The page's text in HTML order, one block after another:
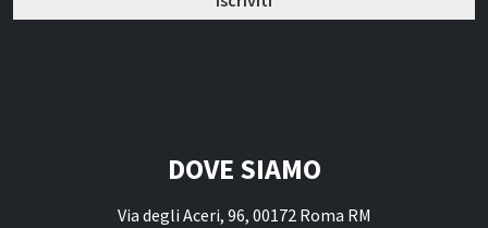
DOVE SIAMO
Via degli Aceri, 96, 00172 Roma RM